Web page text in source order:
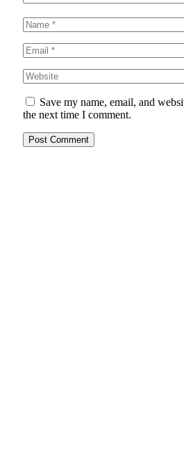
Save my name, email, and
the next time I comment.